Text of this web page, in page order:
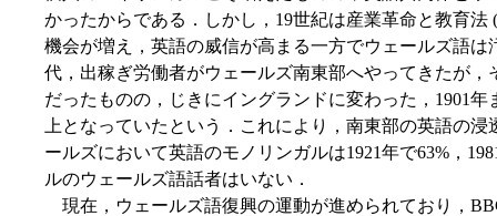
かったからである．しかし，19世紀は産業革命と教育法
機会が増え，英語の威信が高まる一方でウェールズ語
代，出稼ぎ労働者がウェールズ南東部へやってきたが
だったものの，じきにイングランドに変わった，1901
上となっていたという．これにより，南東部の英語の
ールズにおいて英語のモノリンガルは1921年で63%，
ルのウェールズ語話者はいない．
現在，ウェールズ語復興の運動が進められており，